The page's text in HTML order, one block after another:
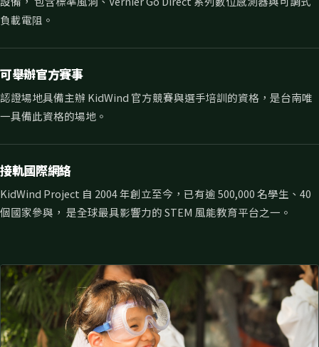
負載電阻。
可舉辦官方賽事
認證場地具備主辦 KidWind 官方競賽與選手培訓的資格，是台南唯
一具備此資格的場地。
接軌國際網絡
KidWind Project 自 2004 年創立至今，已有逾 500,000 名學生、40
個國家參與， 是全球最具影響力的 STEM 風能教育平台之一。